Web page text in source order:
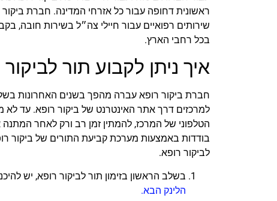
ראשונית דחופה עבור כל אזרחי המדינה. חברת
בכל רחבי הארץ.
איך ניתן לקבוע תור
חברת ביקור רופא עברה מהפך בשנים האחרונות
למרכזים דרך אתר האינטרנט של ביקור רופא. עד לא
הטלפוני של המרכז, להמתין זמן רב ורק לאחר המתנה
בודדות באמצעות מערכת קביעת התורים של ביקור
לביקור רופא.
בשלב הראשון בזימון תור לביקור רופא, יש
הלינק הבא.